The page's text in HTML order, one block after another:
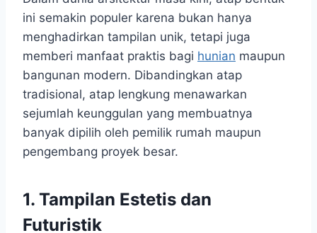
ini semakin populer karena bukan hanya
menghadirkan tampilan unik, tetapi juga
memberi manfaat praktis bagi hunian maupun
bangunan modern. Dibandingkan atap
tradisional, atap lengkung menawarkan
sejumlah keunggulan yang membuatnya
banyak dipilih oleh pemilik rumah maupun
pengembang proyek besar.
1. Tampilan Estetis dan
Futuristik